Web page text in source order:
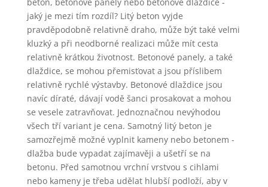
jaký je mezi tím rozdíl? Litý beton vyjde
pravděpodobně relativně draho, může být také velmi
kluzký a při neodborné realizaci může mít cesta
relativně krátkou životnost. Betonové panely, a také
dlaždice, se mohou přemisťovat a jsou příslibem
relativně rychlé výstavby. Betonové dlaždice jsou
navíc díraté, dávají vodě šanci prosakovat a mohou
se vesele zatravňovat. Jednoznačnou nevýhodou
všech tří variant je cena. Samotný litý beton je
samozřejmě možné vyplnit kameny nebo betonem -
dlažba bude vypadat zajímavěji a ušetří se na
betonu. Před samotnou vrchní vrstvou s cihlami
nebo kameny je třeba udělat hlubší podloží, aby v